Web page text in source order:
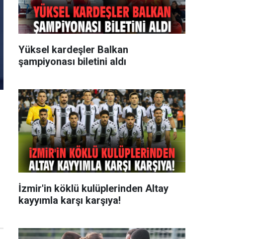
Yüksel kardeşler Balkan
şampiyonası biletini aldı
İzmir'in köklü kulüplerinden Altay
kayyımla karşı karşıya!